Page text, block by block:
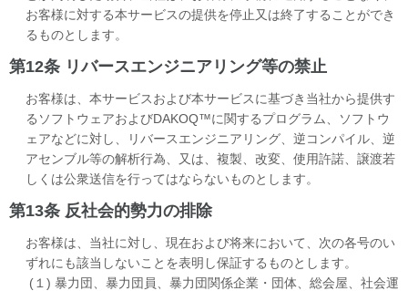
お客様に対する本サービスの提供を停止又は終了することができ
るものとします。
第12条 リバースエンジニアリング等の禁止
お客様は、本サービスおよび本サービスに基づき当社から提供す
るソフトウェアおよびDAKOQ™に関するプログラム、ソフトウ
ェアなどに対し、リバースエンジニアリング、逆コンパイル、逆
アセンブル等の解析行為、又は、複製、改変、使用許諾、譲渡若
しくは公衆送信を行ってはならないものとします。
第13条 反社会的勢力の排除
お客様は、当社に対し、現在および将来において、次の各号のい
ずれにも該当しないことを表明し保証するものとします。
(１) 暴力団、暴力団員、暴力団関係企業・団体、総会屋、社会運